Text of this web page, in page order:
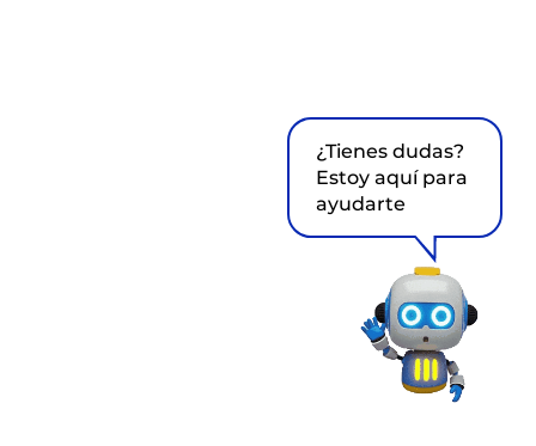
¿Tienes dudas?
Estoy aquí para
ayudarte